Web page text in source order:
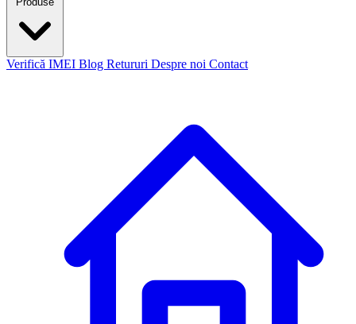
Verifică IMEI Blog Retururi Despre noi Contact